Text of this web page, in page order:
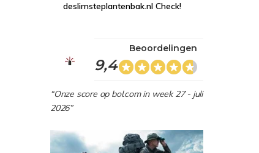
deslimsteplantenbak.nl Check!
9,4
Beoordelingen
“Onze score op bol.com in week 27 - juli
2026”